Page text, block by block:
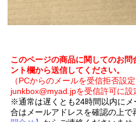
このページの商品に関してのお
ント欄から送信してください。
（PCからのメールを受信拒否設
junkbox@myad.jpを受信許可に設
※通常は遅くとも24時間以内に
合はメールアドレスを確認の上で